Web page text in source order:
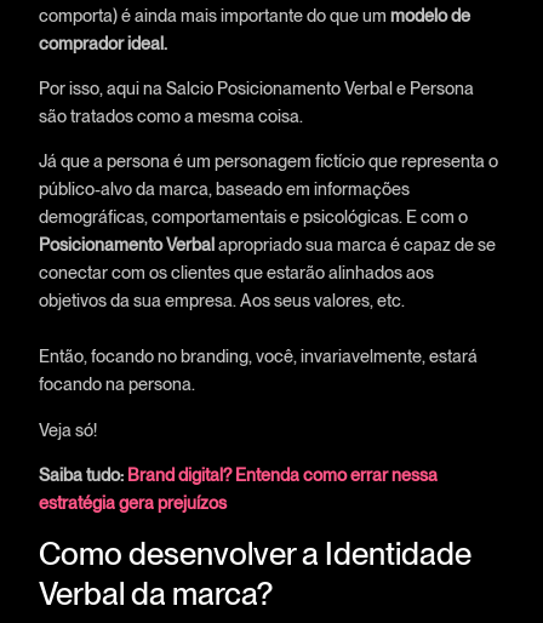
comporta) é ainda mais importante do que um modelo de
comprador ideal.
Por isso, aqui na Salcio Posicionamento Verbal e Persona
são tratados como a mesma coisa.
Já que a persona é um personagem fictício que representa o
público-alvo da marca, baseado em informações
demográficas, comportamentais e psicológicas. E com o
Posicionamento Verbalapropriado sua marca é capaz de se
conectar com os clientes que estarão alinhados aos
objetivos da sua empresa. Aos seus valores, etc.
Então, focando no branding, você, invariavelmente, estará
focando na persona.
Veja só!
Saiba tudo: Brand digital? Entenda como errar nessa
estratégia gera prejuízos
Como desenvolver a Identidade
Verbal da marca?